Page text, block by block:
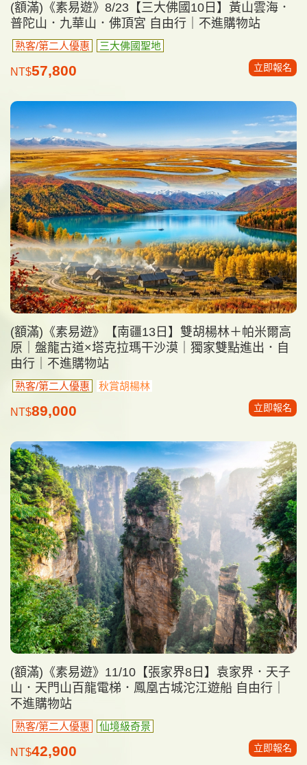
(額滿)《素易遊》8/23【三大佛國10日】黃山雲海．
普陀山．九華山．佛頂宮 自由行｜不進購物站
熟客/第二人優惠 三大佛國聖地
NT$57,800 立即報名
(額滿)《素易遊》【南疆13日】雙胡楊林＋帕米爾高
原｜盤龍古道×塔克拉瑪干沙漠｜獨家雙點進出．自
由行｜不進購物站
熟客/第二人優惠 秋賞胡楊林
NT$89,000 立即報名
(額滿)《素易遊》11/10【張家界8日】袁家界．天子
山．天門山百龍電梯．鳳凰古城沱江遊船 自由行｜
不進購物站
熟客/第二人優惠 仙境級奇景
NT$42,900 立即報名